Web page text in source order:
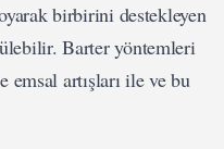
birbirini destekleyen
Barter yöntemleri
artışları ile ve bu